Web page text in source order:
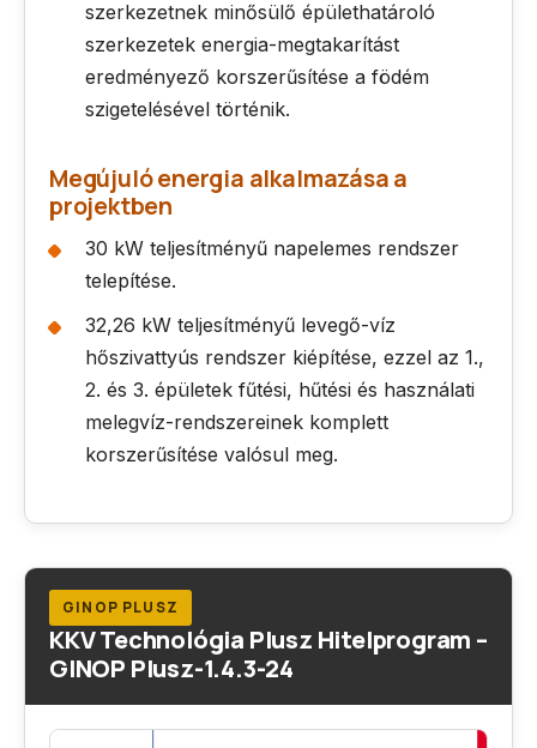
szerkezetnek minősülő épülethatároló
szerkezetek energia-megtakarítást
eredményező korszerűsítése a födém
szigetelésével történik.
Megújuló energia alkalmazása a
projektben
30 kW teljesítményű napelemes rendszer
telepítése.
32,26 kW teljesítményű levegő-víz
hőszivattyús rendszer kiépítése, ezzel az 1.,
2. és 3. épületek fűtési, hűtési és használati
melegvíz-rendszereinek komplett
korszerűsítése valósul meg.
GINOP PLUSZ
KKV Technológia Plusz Hitelprogram –
GINOP Plusz-1.4.3-24